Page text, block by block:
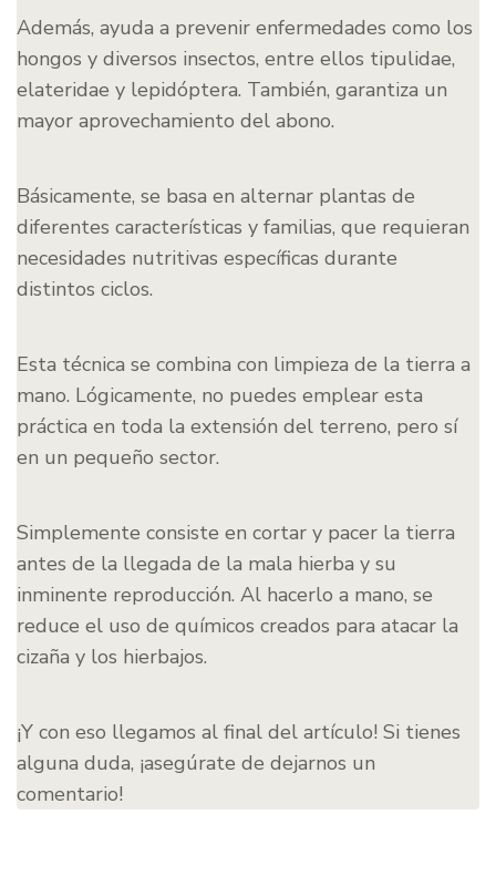
Además, ayuda a prevenir enfermedades como los
hongos y diversos insectos, entre ellos tipulidae,
elateridae y lepidóptera. También, garantiza un
mayor aprovechamiento del abono.
Básicamente, se basa en alternar plantas de
diferentes características y familias, que requieran
necesidades nutritivas específicas durante
distintos ciclos.
Esta técnica se combina con limpieza de la tierra a
mano. Lógicamente, no puedes emplear esta
práctica en toda la extensión del terreno, pero sí
en un pequeño sector.
Simplemente consiste en cortar y pacer la tierra
antes de la llegada de la mala hierba y su
inminente reproducción. Al hacerlo a mano, se
reduce el uso de químicos creados para atacar la
cizaña y los hierbajos.
¡Y con eso llegamos al final del artículo! Si tienes
alguna duda, ¡asegúrate de dejarnos un
comentario!